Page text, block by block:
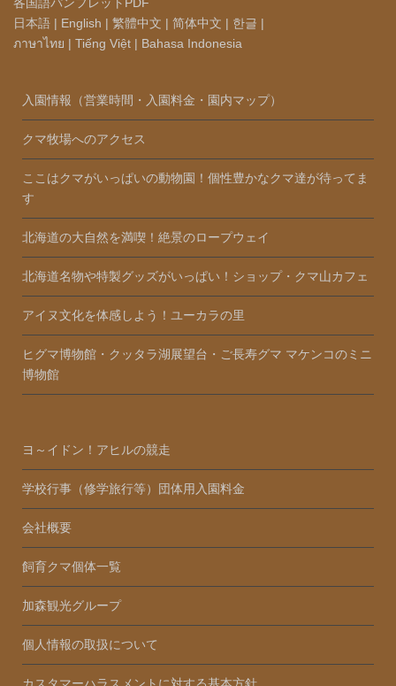
日本語 | English | 繁體中文 | 简体中文 | 한글 |
ภาษาไทย | Tiếng Việt | Bahasa Indonesia
入園情報（営業時間・入園料金・園内マップ）
クマ牧場へのアクセス
ここはクマがいっぱいの動物園！個性豊かなクマ達が待ってま
す
北海道の大自然を満喫！絶景のロープウェイ
北海道名物や特製グッズがいっぱい！ショップ・クマ山カフェ
アイヌ文化を体感しよう！ユーカラの里
ヒグマ博物館・クッタラ湖展望台・ご長寿グマ マケンコのミニ
博物館
ヨ～イドン！アヒルの競走
学校行事（修学旅行等）団体用入園料金
会社概要
飼育クマ個体一覧
加森観光グループ
個人情報の取扱について
カスタマーハラスメントに対する基本方針